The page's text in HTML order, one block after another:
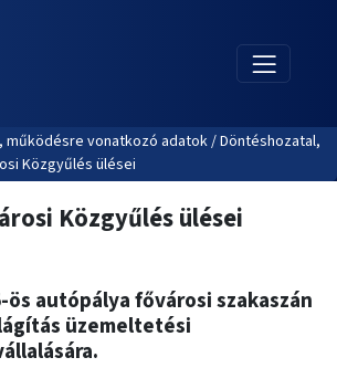
működésre vonatkozó adatok / Döntéshozatal,
Közgyűlés ülései
Közgyűlés ülései
ös autópálya fővárosi szakaszán
üzemeltetési